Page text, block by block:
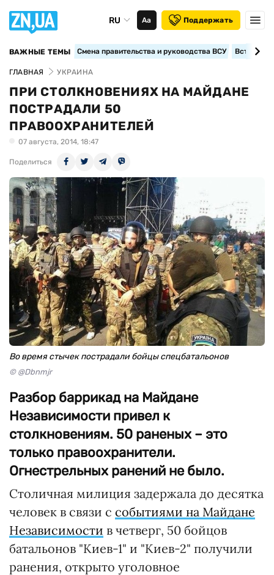
RU Аа Поддержать
ВАЖНЫЕ ТЕМЫ Смена правительства и руководства ВСУ
ГЛАВНАЯ УКРАИНА
ПРИ СТОЛКНОВЕНИЯХ НА МАЙДАНЕ
ПОСТРАДАЛИ 50
ПРАВООХРАНИТЕЛЕЙ
07 августа, 2014, 18:47
Поделиться
Во время стычек пострадали бойцы спецбатальонов
© @Dbnmjr
Разбор баррикад на Майдане
Независимости привел к
столкновениям. 50 раненых – это
только правоохранители.
Огнестрельных ранений не было.
Столичная милиция задержала до десятка
человек в связи с событиями на Майдане
Независимости в четверг, 50 бойцов
батальонов "Киев-1" и "Киев-2" получили
ранения, открыто уголовное